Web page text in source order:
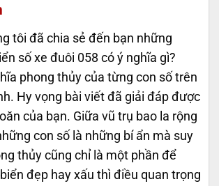
tôi đã chia sẻ đến bạn những
số xe đuôi 058 có ý nghĩa gì?
phong thủy của từng con số trên
Hy vọng bài viết đã giải đáp được
của bạn. Giữa vũ trụ bao la rộng
con số là những bí ẩn mà suy
thủy cũng chỉ là một phần để
đẹp hay xấu thì điều quan trọng